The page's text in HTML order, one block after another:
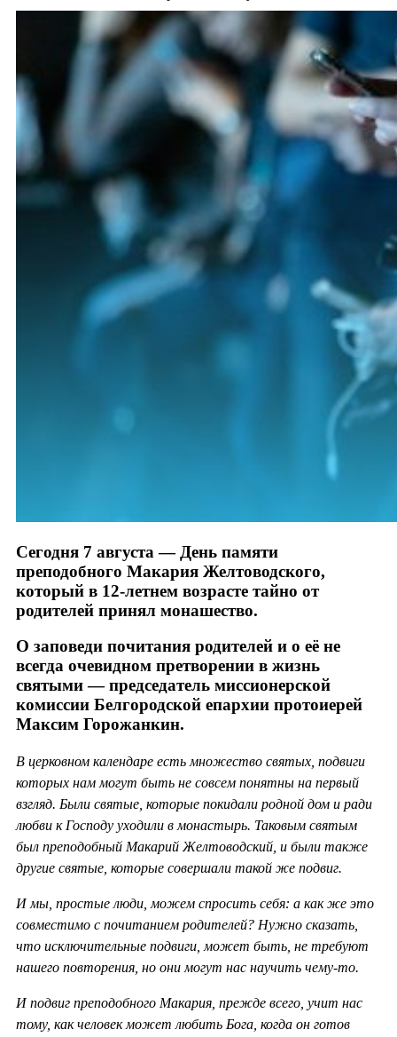
Сегодня 7 августа — День памяти
преподобного Макария Желтоводского,
который в 12-летнем возрасте тайно от
родителей принял монашество.
О заповеди почитания родителей и о её не
всегда очевидном претворении в жизнь
святыми — председатель миссионерской
комиссии Белгородской епархии протоиерей
Максим Горожанкин.
В церковном календаре есть множество святых, подвиги
которых нам могут быть не совсем понятны на первый
взгляд. Были святые, которые покидали родной дом и ради
любви к Господу уходили в монастырь. Таковым святым
был преподобный Макарий Желтоводский, и были также
другие святые, которые совершали такой же подвиг.
И мы, простые люди, можем спросить себя: а как же это
совместимо с почитанием родителей? Нужно сказать,
что исключительные подвиги, может быть, не требуют
нашего повторения, но они могут нас научить чему-то.
И подвиг преподобного Макария, прежде всего, учит нас
тому, как человек может любить Бога, когда он готов